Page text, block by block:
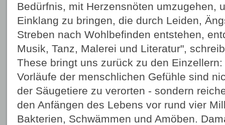
Bedürfnis, mit Herzensnöten umzugehen,
Einklang zu bringen, die durch Leiden,
Streben nach Wohlbefinden entstehen,
Musik, Tanz, Malerei und Literatur",
These bringt uns zurück zu den
Vorläufe der menschlichen Gefühle sind
der Säugetiere zu verorten - sondern
den Anfängen des Lebens vor rund vier
Bakterien, Schwämmen und Amöben.